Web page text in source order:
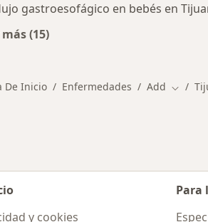
gastroesofágico en bebés en
(15)
De Inicio Enfermedades Add
y cookies
Para